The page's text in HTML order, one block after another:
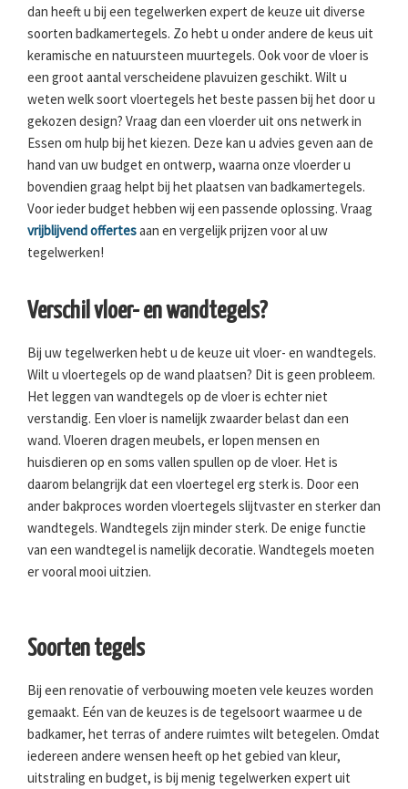
dan heeft u bij een tegelwerken expert de keuze uit diverse
soorten badkamertegels. Zo hebt u onder andere de keus uit
keramische en natuursteen muurtegels. Ook voor de vloer is
een groot aantal verscheidene plavuizen geschikt. Wilt u
weten welk soort vloertegels het beste passen bij het door u
gekozen design? Vraag dan een vloerder uit ons netwerk in
Essen om hulp bij het kiezen. Deze kan u advies geven aan de
hand van uw budget en ontwerp, waarna onze vloerder u
bovendien graag helpt bij het plaatsen van badkamertegels.
Voor ieder budget hebben wij een passende oplossing. Vraag
vrijblijvend offertesaan en vergelijk prijzen voor al uw
tegelwerken!
Verschil vloer- en wandtegels?
Bij uw tegelwerken hebt u de keuze uit vloer- en wandtegels.
Wilt u vloertegels op de wand plaatsen? Dit is geen probleem.
Het leggen van wandtegels op de vloer is echter niet
verstandig. Een vloer is namelijk zwaarder belast dan een
wand. Vloeren dragen meubels, er lopen mensen en
huisdieren op en soms vallen spullen op de vloer. Het is
daarom belangrijk dat een vloertegel erg sterk is. Door een
ander bakproces worden vloertegels slijtvaster en sterker dan
wandtegels. Wandtegels zijn minder sterk. De enige functie
van een wandtegel is namelijk decoratie. Wandtegels moeten
er vooral mooi uitzien.
Soorten tegels
Bij een renovatie of verbouwing moeten vele keuzes worden
gemaakt. Eén van de keuzes is de tegelsoort waarmee u de
badkamer, het terras of andere ruimtes wilt betegelen. Omdat
iedereen andere wensen heeft op het gebied van kleur,
uitstraling en budget, is bij menig tegelwerken expert uit